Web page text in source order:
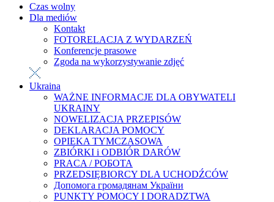
Czas wolny
Dla mediów
Kontakt
FOTORELACJA Z WYDARZEŃ
Konferencje prasowe
Zgoda na wykorzystywanie zdjęć
Ukraina
WAŻNE INFORMACJE DLA OBYWATELI
UKRAINY
NOWELIZACJA PRZEPISÓW
DEKLARACJA POMOCY
OPIEKA TYMCZASOWA
ZBIÓRKI i ODBIÓR DARÓW
PRACA / РОБОТА
PRZEDSIĘBIORCY DLA UCHODŹCÓW
Допомога громадянам України
PUNKTY POMOCY I DORADZTWA